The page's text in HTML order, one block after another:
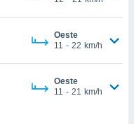
Oeste
11 - 22 km/h
Oeste
11 - 21 km/h